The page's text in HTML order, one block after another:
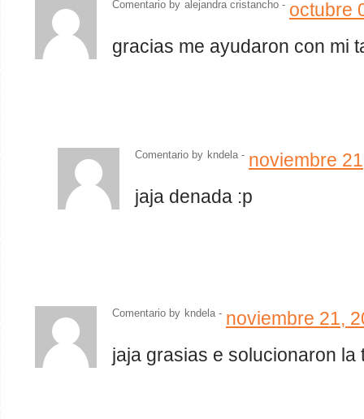
Comentario by alejandra cristancho - octubre
gracias me ayudaron con mi
Comentario by kndela- noviembre
jaja denada :p
Comentario by kndela- noviembre 21,
jaja grasias e solucionaron